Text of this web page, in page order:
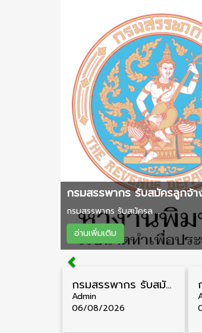
กรมสรรพากร รับสมัครลูกจ้
กรมสรรพากร รับสมัครล ...
อ่านเพิ่มเติม
กรมสรรพากร รับสมัครลูกจ้างชั่วคราว วุฒิ ปวช./ป.ตรี 138 อัตรา รับสมัคร 17 – 31 สิงหาคม
Admin
06/08/2026